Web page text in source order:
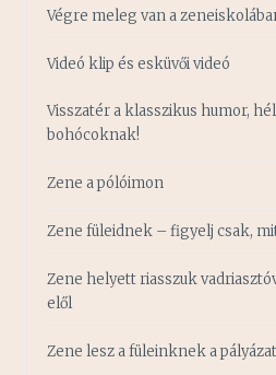
Végre meleg van a
Videó klip és esküvői videó
Visszatér a klasszikus humor,
bohócoknak!
Zene a pólóimon
Zene füleidnek – figyelj csak,
Zene helyett riasszuk
elől
Zene lesz a füleinknek a